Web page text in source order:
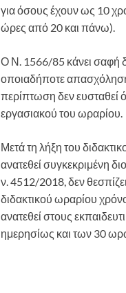
για όσους έχουν ως 10
ώρες από 20 και πάνω).
Ο Ν. 1566/85 κάνει σαφή
οποιαδήποτε απασχόληση
περίπτωση δεν ευσταθεί
εργασιακού του ωραρίου.
Μετά τη λήξη του
ανατεθεί συγκεκριμένη
ν. 4512/2018, δεν
διδακτικού ωραρίου
ανατεθεί στους
ημερησίως και των 30